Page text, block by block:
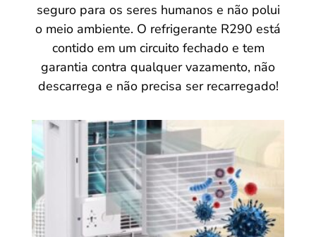
seguro para os seres humanos e não polui
o meio ambiente. O refrigerante R290 está
contido em um circuito fechado e tem
garantia contra qualquer vazamento, não
descarrega e não precisa ser recarregado!